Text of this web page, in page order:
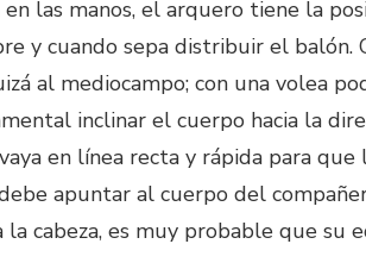
las manos, el arquero tiene la
y cuando sepa distribuir el balón.
al mediocampo; con una volea
inclinar el cuerpo hacia la
en línea recta y rápida para
apuntar al cuerpo del
la cabeza, es muy probable que su